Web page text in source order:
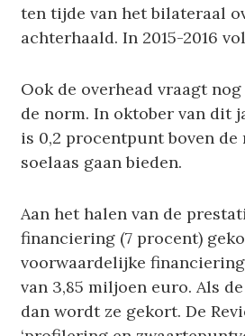
ten tijde van het bilateraal
achterhaald. In 2015-2016
Ook de overhead vraagt
de norm. In oktober van dit
is 0,2 procentpunt boven
soelaas gaan bieden.
Aan het halen van de
financiering (7 procent)
voorwaardelijke
van 3,85 miljoen euro. Als
dan wordt ze gekort. De